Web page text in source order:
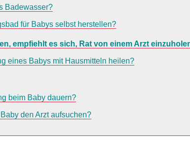
Badewasser?
für Babys selbst herstellen?
empfiehlt es sich, Rat von einem Arzt
eines Babys mit Hausmitteln heilen?
beim Baby dauern?
den Arzt aufsuchen?